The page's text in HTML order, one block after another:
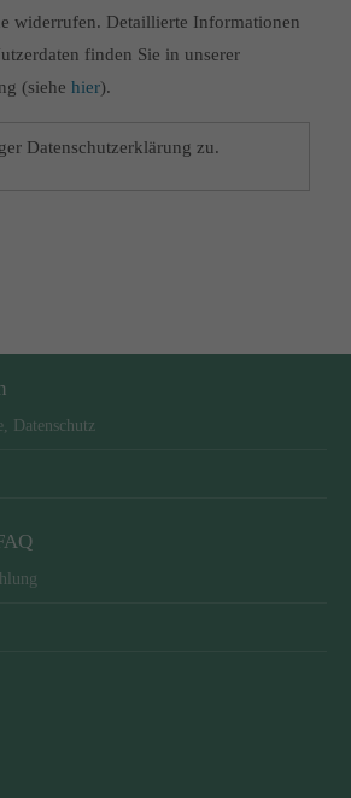
widerrufen. Detaillierte Informationen
finden Sie in unserer
(siehe hier).
Datenschutzerklärung zu.
Datenschutz